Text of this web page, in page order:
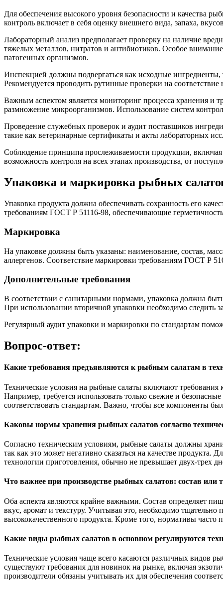
Для обеспечения высокого уровня безопасности и качества
контроль включает в себя оценку внешнего вида, запаха,
Лабораторный анализ предполагает проверку на наличие
тяжелых металлов, нитратов и антибиотиков. Особое
патогенных организмов.
Инспекцией должны подвергаться как исходные ингредиенты,
Рекомендуется проводить рутинные проверки на
Важным аспектом является мониторинг процесса хранения и
размножение микроорганизмов. Использование систем
Проведение служебных проверок и аудит поставщиков
такие как ветеринарные сертификаты и акты лабораторных
Соблюдение принципа прослеживаемости продукции, включая
возможность контроля на всех этапах производства, от
Упаковка и маркировка рыбных
Упаковка продукта должна обеспечивать сохранность его
требованиям ГОСТ Р 51116-98, обеспечивающие
Маркировка
На упаковке должны быть указаны: наименование, состав,
аллергенов. Соответствие маркировки требованиям ГОСТ Р
Дополнительные требования
В соответствии с санитарными нормами, упаковка должна
При использовании вторичной упаковки необходимо следить
Регулярный аудит упаковки и маркировки по стандартам
Вопрос-ответ:
Какие требования предъявляются к рыбным салатам в
Технические условия на рыбные салаты включают требования
Например, требуется использовать только свежие и
соответствовать стандартам. Важно, чтобы все компоненты
Каковы нормы хранения рыбных салатов согласно
Согласно техническим условиям, рыбные салаты должны
так как это может негативно сказаться на качестве продукта.
технологии приготовления, обычно не превышает двух-трех
Что важнее при производстве рыбных салатов: состав или
Оба аспекта являются крайне важными. Состав определяет
вкус, аромат и текстуру. Учитывая это, необходимо
высококачественного продукта. Кроме того, нормативы часто
Какие виды рыбных салатов в основном регулируются
Технические условия чаще всего касаются различных видов
существуют требования для новинок на рынке, включая
производители обязаны учитывать их для обеспечения